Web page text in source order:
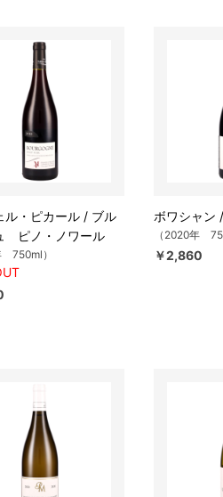
ル・ピカール / ブル
ピノ・ノワール
750ml）
ボワシャン
（2020年
￥2,860